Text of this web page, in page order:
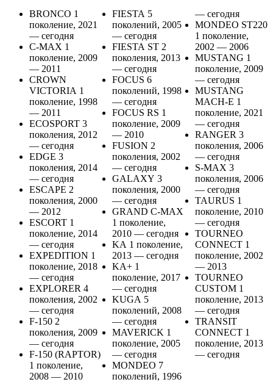
BRONCO 1
поколение, 2021
— сегодня
C-MAX 1
поколение, 2009
— 2011
CROWN
VICTORIA 1
поколение, 1998
— 2011
ECOSPORT 3
поколения, 2012
— сегодня
EDGE 3
поколения, 2014
— сегодня
ESCAPE 2
поколения, 2000
— 2012
ESCORT 1
поколение, 2014
— сегодня
EXPEDITION 1
поколение, 2018
— сегодня
EXPLORER 4
поколения, 2002
— сегодня
F-150 2
поколения, 2009
— сегодня
F-150 (RAPTOR)
1 поколение,
2008 — 2010
FIESTA 5
поколений, 2005
— сегодня
FIESTA ST 2
поколения, 2013
— сегодня
FOCUS 6
поколений, 1998
— сегодня
FOCUS RS 1
поколение, 2009
— 2010
FUSION 2
поколения, 2002
— сегодня
GALAXY 3
поколения, 2000
— сегодня
GRAND C-MAX
1 поколение,
2010 — сегодня
KA 1 поколение,
2013 — сегодня
KA+ 1
поколение, 2017
— сегодня
KUGA 5
поколений, 2008
— сегодня
MAVERICK 1
поколение, 2005
— сегодня
MONDEO 7
поколений, 1996
— сегодня
MONDEO ST220
1 поколение,
2002 — 2006
MUSTANG 1
поколение, 2009
— сегодня
MUSTANG
MACH-E 1
поколение, 2021
— сегодня
RANGER 3
поколения, 2006
— сегодня
S-MAX 3
поколения, 2006
— сегодня
TAURUS 1
поколение, 2010
— сегодня
TOURNEO
CONNECT 1
поколение, 2002
— 2013
TOURNEO
CUSTOM 1
поколение, 2013
— сегодня
TRANSIT
CONNECT 1
поколение, 2013
— сегодня